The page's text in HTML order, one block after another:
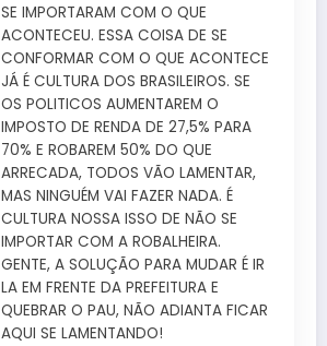
SE IMPORTARAM COM O QUE
ACONTECEU. ESSA COISA DE SE
CONFORMAR COM O QUE ACONTECE
JÁ É CULTURA DOS BRASILEIROS. SE
OS POLITICOS AUMENTAREM O
IMPOSTO DE RENDA DE 27,5% PARA
70% E ROBAREM 50% DO QUE
ARRECADA, TODOS VÃO LAMENTAR,
MAS NINGUÉM VAI FAZER NADA. É
CULTURA NOSSA ISSO DE NÃO SE
IMPORTAR COM A ROBALHEIRA.
GENTE, A SOLUÇÃO PARA MUDAR É IR
LA EM FRENTE DA PREFEITURA E
QUEBRAR O PAU, NÃO ADIANTA FICAR
AQUI SE LAMENTANDO!